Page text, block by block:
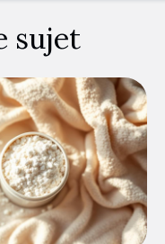
sujet